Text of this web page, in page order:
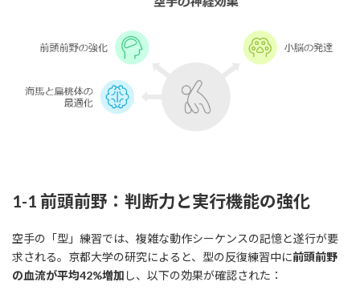
1-1 前頭前野：判断力と実行機能の強化
空手の「型」練習では、複雑な動作シーケンスの記憶と遂行が要
求される。京都大学の研究によると、型の反復練習中に前頭前野
の血流が平均42%増加 し、以下の効果が確認された：